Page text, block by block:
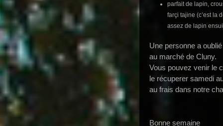
parfait de lapin,
farçi tajine (c’est la
assez de lapin
Une personne a
au marché de Cluny.
Vous pouvez venir le
le récuperer samedi
au frais dans notre
Bonne semaine